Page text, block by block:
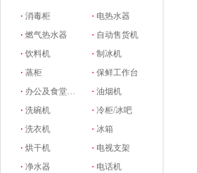
·消毒柜 · 电热水器
·燃气热水器 · 自动售货机
·饮料机 ·制冰机
·蒸柜 ·保鲜工作台
· 办公及食堂开水器 ·油烟机
·洗碗机 ·冷柜/冰吧
·洗衣机 ·冰箱
·烘干机 · 电视支架
·净水器 · 电话机